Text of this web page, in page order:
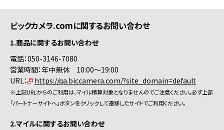
ビックカメラ.comに関するお問い合わせ
1.商品に関するお問い合わせ
電話：050-3146-7080
営業時間：年中無休 10:00～19:00
URL：
https://qa.biccamera.com/?site_domain=default
※上記URLからのご利用は、マイル積算対象となりませんのでご注意ください。必ず上部
「パートナーサイトへ」ボタンをクリックして遷移したサイトでご利用ください。
2.マイルに関するお問い合わせ